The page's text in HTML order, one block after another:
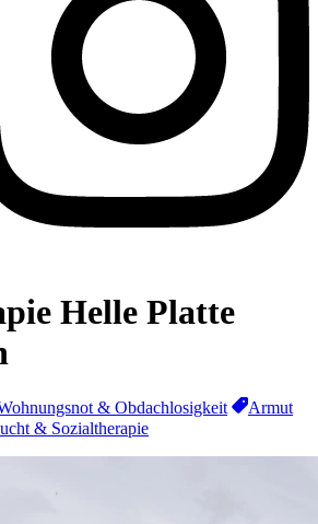
Helle Platte
& Obdachlosigkeit
Armut
& Sozialtherapie